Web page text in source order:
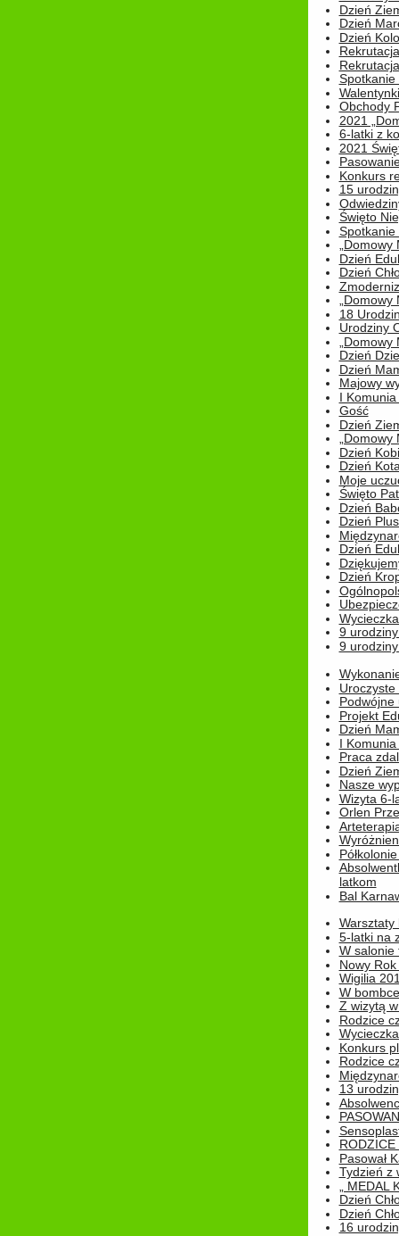
Dzień
Dzień
Dzień
Rekrutacja
Spotkanie
Obchody
2021
6-latki z
2021
Konkurs
15
Święto
Spotkanie
Dzień
Dzień
18
Urodziny
Dzień
Dzień
Majowy
I
Gość
Dzień
Dzień
Dzień
Moje
Święto
Dzień
Dzień
Dzień
Dzień
9
9
Podwójne
Projekt
Dzień
I
Praca
Dzień
Nasze
Wizyta 6-
Orlen
latkom
Bal
Warsztaty
5-latki na
W salonie
Nowy
Wigilia
W bombce
Z wizytą
Rodzice
Konkurs
Rodzice
13
Pasował
Tydzień z
„
Dzień
Dzień
16